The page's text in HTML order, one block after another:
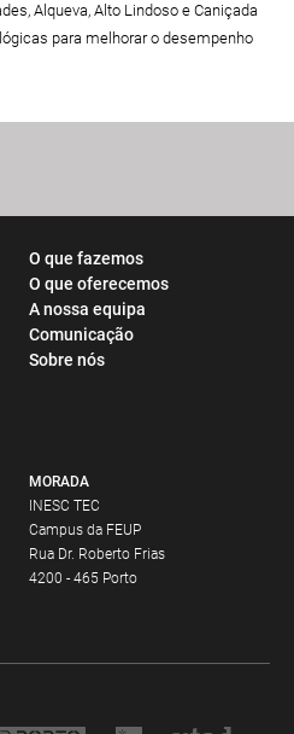
Alqueva, Alto Lindoso e Caniçada
para melhorar o desempenho
MORADA
INESC TEC
Campus da FEUP
Rua Dr. Roberto Frias
4200 - 465 Porto
O que fazemos
O que oferecemos
A nossa equipa
Comunicação
Sobre nós